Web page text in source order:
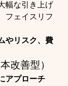
幅な引き上げ
フェイスリフ
やリスク、費
改善型）
アプローチ